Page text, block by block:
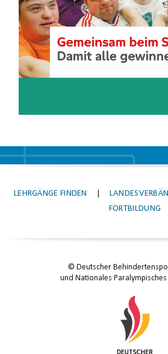
LEHRGÄNGE FINDEN
FORTBILDUNG
© Deutscher
und Nationales Paralympisches